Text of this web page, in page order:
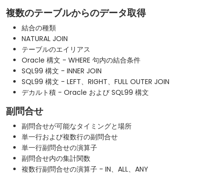
複数のテーブルからのデータ取得
結合の種類
NATURAL JOIN
テーブルのエイリアス
Oracle 構文 - WHERE 句内の結合条件
SQL99 構文 - INNER JOIN
SQL99 構文 - LEFT、RIGHT、FULL OUTER JOIN
デカルト積 - Oracle および SQL99 構文
副問合せ
副問合せが可能なタイミングと場所
単一行および複数行の副問合せ
単一行副問合せの演算子
副問合せ内の集計関数
複数行副問合せの演算子 - IN、ALL、ANY